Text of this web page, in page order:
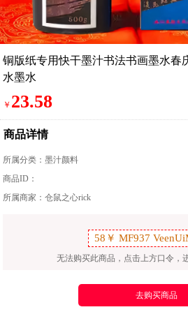
铜版纸专用快干墨汁书法书画墨水春
水墨水
￥ 23.58
商品详情
所属分类：墨汁颜料
商品ID：
所属商家：仓鼠之心rick
无法购买此商品，点击上方口令，
去购买商品